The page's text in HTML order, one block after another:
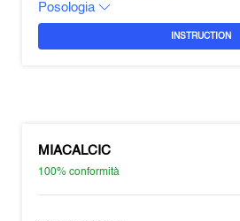
Posologia
INSTRUCTION
MIACALCIC
100%conformità